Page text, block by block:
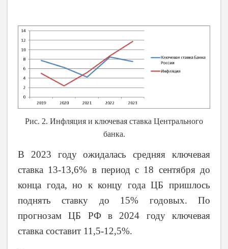
Рис. 2. Инфляция и ключевая ставка Центрального
банка.
В 2023 году ожидалась средняя ключевая
ставка 13-13,6% в период с 18 сентября до
конца года, но к концу года ЦБ пришлось
поднять ставку до 15% годовых. По
прогнозам ЦБ РФ в 2024 году ключевая
ставка составит 11,5-12,5%.